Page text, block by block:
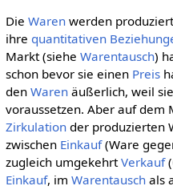
Die Warenwerden
ihre quantitativen
Markt (siehe Warentausch)
schon bevor sie einen Preis
den Warenäußerlich, weil
voraussetzen. Aber auf dem
Zirkulationder produzierten
zwischen Einkauf(Ware
zugleich umgekehrtVerkauf
Einkauf, im Warentauschals